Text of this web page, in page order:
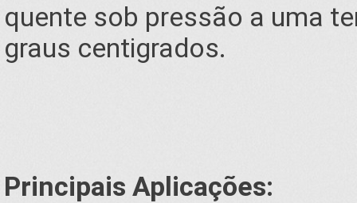
quente sob pressão a uma
graus centigrados.
Principais Aplicações: